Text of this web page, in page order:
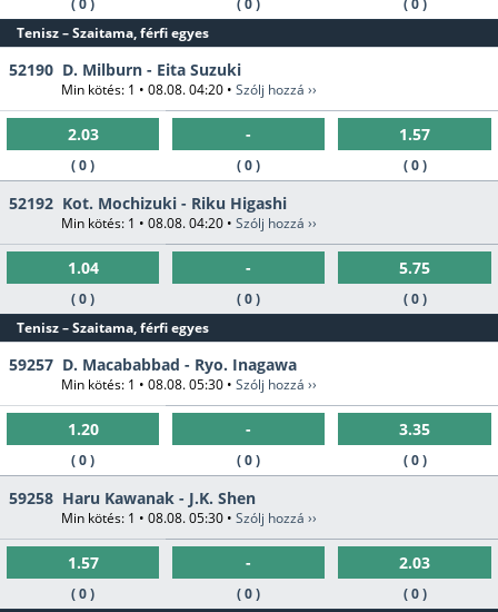
( 0 ) ( 0 )
( 0 )
Tenisz – Szaitama, férfi egyes
52190 D. Milburn - Eita Suzuki
Min kötés: 1 • 08.08. 04:20 • Szólj hozzá ››
2.03
( 0 )
-
( 0 )
1.57
( 0 )
52192 Kot. Mochizuki - Riku Higashi
Min kötés: 1 • 08.08. 04:20 • Szólj hozzá ››
1.04
( 0 )
-
( 0 )
5.75
( 0 )
Tenisz – Szaitama, férfi egyes
59257 D. Macababbad - Ryo. Inagawa
Min kötés: 1 • 08.08. 05:30 • Szólj hozzá ››
1.20
( 0 )
-
( 0 )
3.35
( 0 )
59258 Haru Kawanak - J.K. Shen
Min kötés: 1 • 08.08. 05:30 • Szólj hozzá ››
1.57
( 0 )
-
( 0 )
2.03
( 0 )